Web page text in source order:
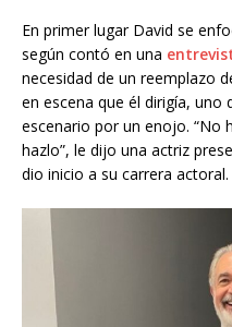
En primer lugar David se
según contó en una
necesidad de un reemplazo
en escena que él dirigía, uno
escenario por un enojo. “No
hazlo”, le dijo una actriz
dio inicio a su carrera actoral.